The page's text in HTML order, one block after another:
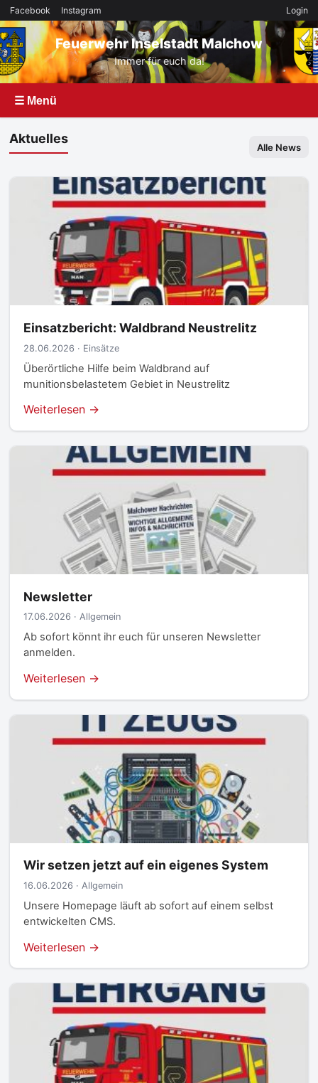
Facebook Instagram Login
Feuerwehr Inselstadt Malchow
Immer für euch da!
☰ Menü
Aktuelles
Alle News
Einsatzbericht: Waldbrand Neustrelitz
28.06.2026 · Einsätze
Überörtliche Hilfe beim Waldbrand auf
munitionsbelastetem Gebiet in Neustrelitz
Weiterlesen →
Newsletter
17.06.2026 · Allgemein
Ab sofort könnt ihr euch für unseren Newsletter
anmelden.
Weiterlesen →
Wir setzen jetzt auf ein eigenes System
16.06.2026 · Allgemein
Unsere Homepage läuft ab sofort auf einem selbst
entwickelten CMS.
Weiterlesen →